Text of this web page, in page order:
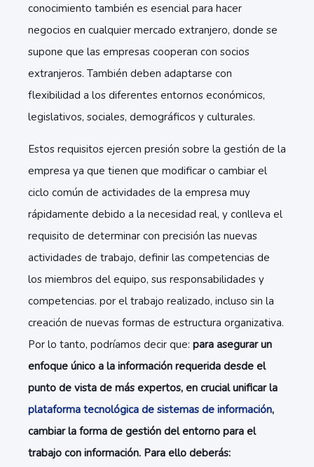
conocimiento también es esencial para hacer
negocios en cualquier mercado extranjero, donde se
supone que las empresas cooperan con socios
extranjeros. También deben adaptarse con
flexibilidad a los diferentes entornos económicos,
legislativos, sociales, demográficos y culturales.
Estos requisitos ejercen presión sobre la gestión de la
empresa ya que tienen que modificar o cambiar el
ciclo común de actividades de la empresa muy
rápidamente debido a la necesidad real, y conlleva el
requisito de determinar con precisión las nuevas
actividades de trabajo, definir las competencias de
los miembros del equipo, sus responsabilidades y
competencias. por el trabajo realizado, incluso sin la
creación de nuevas formas de estructura organizativa.
Por lo tanto, podríamos decir que: para asegurar un
enfoque único a la información requerida desde el
punto de vista de más expertos, en crucial unificar la
plataforma tecnológica de sistemas de información,
cambiar la forma de gestión del entorno para el
trabajo con información. Para ello deberás: